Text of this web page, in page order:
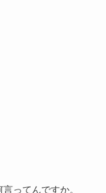
ってんですか。